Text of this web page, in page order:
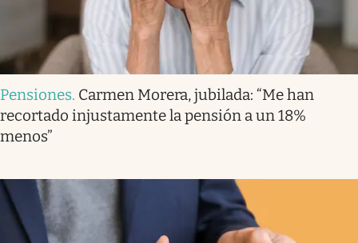
Pensiones. Carmen Morera, jubilada: “Me han
recortado injustamente la pensión a un 18%
menos”